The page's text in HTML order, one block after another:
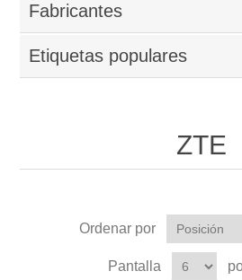
Fabricantes
Etiquetas populares
ZTE
Ordenar por
Pantalla